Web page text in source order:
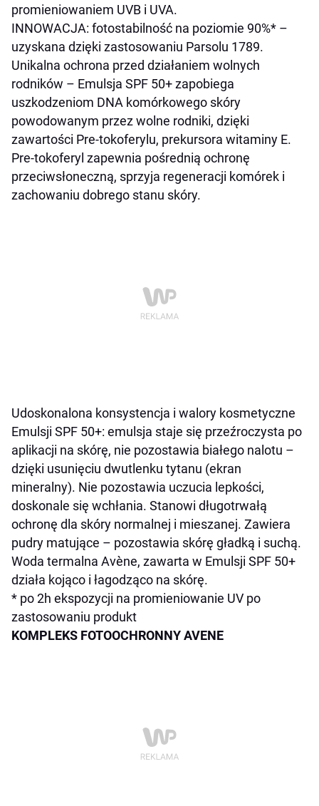
promieniowaniem UVB i UVA.
INNOWACJA: fotostabilność na poziomie 90%* –
uzyskana dzięki zastosowaniu Parsolu 1789.
Unikalna ochrona przed działaniem wolnych
rodników – Emulsja SPF 50+ zapobiega
uszkodzeniom DNA komórkowego skóry
powodowanym przez wolne rodniki, dzięki
zawartości Pre-tokoferylu, prekursora witaminy E.
Pre-tokoferyl zapewnia pośrednią ochronę
przeciwsłoneczną, sprzyja regeneracji komórek i
zachowaniu dobrego stanu skóry.
Udoskonalona konsystencja i walory kosmetyczne
Emulsji SPF 50+: emulsja staje się przeźroczysta po
aplikacji na skórę, nie pozostawia białego nalotu –
dzięki usunięciu dwutlenku tytanu (ekran
mineralny). Nie pozostawia uczucia lepkości,
doskonale się wchłania. Stanowi długotrwałą
ochronę dla skóry normalnej i mieszanej. Zawiera
pudry matujące – pozostawia skórę gładką i suchą.
Woda termalna Avène, zawarta w Emulsji SPF 50+
działa kojąco i łagodząco na skórę.
* po 2h ekspozycji na promieniowanie UV po
zastosowaniu produkt
KOMPLEKS FOTOOCHRONNY AVENE